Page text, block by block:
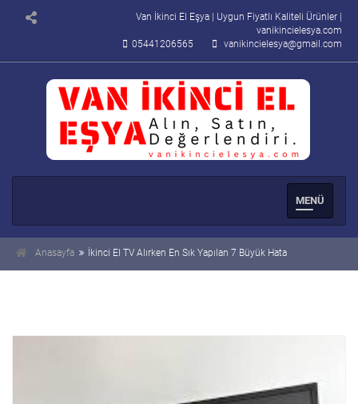
Van İkinci El Eşya | Uygun Fiyatlı Kaliteli Ürünler |
vanikincielesya.com
05441206565
vanikincielesya@gmail.com
Men�
Anasayfa İkinci El TV Alırken En Sık Yapılan 7 Büyük Hata